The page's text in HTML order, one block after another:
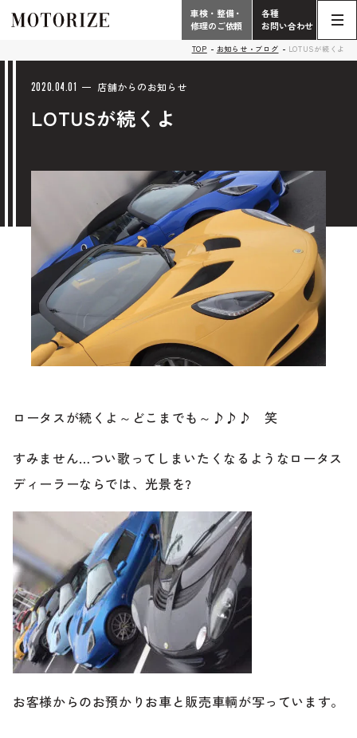
こだわり
輸入車買取査定依頼
中古車販売・在庫車情報
車検・整備・修理のご依頼
中古車探しのご依頼/その他
お問い合わせフォーム
お客様の声
ケータハム岐阜
プライバシーポリシー
Phone
電話受付時間 10:00 - 18:30（月曜定休）
058-247-7733
タップで電話がかかります
お問い合わせ総合
058-247-8001
タップで電話がかかります
Contact Form
お問い合わせフォームはこちら
車検・整備・修理のご依頼
買取査定のご依頼
その他のお問い合わせ
中古車探しのご依頼・レンタカーのご相談
電話・メールなどのご連絡方法意外にも、オンラインで
Contact
車検・整備・
修理のご依頼
各種
お問い合わせ
TOP お知らせ・ブログ LOTUSが続くよ
2020.04.01 店舗からのお知らせ
LOTUSが続くよ
ロータスが続くよ～どこまでも～♪♪♪ 笑
すみません…つい歌ってしまいたくなるようなロータス
ディーラーならでは、光景を?
お客様からのお預かりお車と販売車輌が写っています。